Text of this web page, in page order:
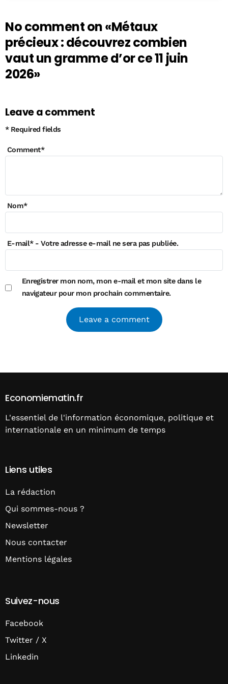
No comment on«Métaux
précieux : découvrez combien
vaut un gramme d’or ce 11 juin
2026»
Leave a comment
* Required fields
Comment*
Nom*
E-mail*- Votre adresse e-mail ne sera pas publiée.
Enregistrer mon nom, mon e-mail et mon site dans le
navigateur pour mon prochain commentaire.
Economiematin.fr
L'essentiel de l'information économique, politique et
internationale en un minimum de temps
Liens utiles
La rédaction
Qui sommes-nous ?
Newsletter
Nous contacter
Mentions légales
Suivez-nous
Facebook
Twitter / X
Linkedin